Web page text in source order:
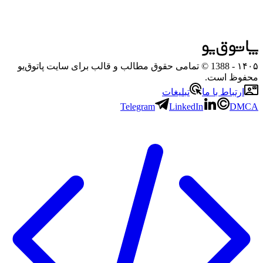
۱۴۰۵
- 1388 © تمامی حقوق مطالب و قالب برای سایت پاتوق‌یو
محفوظ است.
ارتباط با ما
تبلیغات
Telegram
LinkedIn DMCA